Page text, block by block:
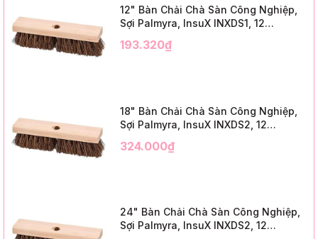
12" Bàn Chải Chà Sàn Công Nghiệp,
Sợi Palmyra, InsuX INXDS1, 12
Trim)
193.320₫
18" Bàn Chải Chà Sàn Công Nghiệp,
Sợi Palmyra, InsuX INXDS2, 12
Trim)
324.000₫
24" Bàn Chải Chà Sàn Công Nghiệp,
Sợi Palmyra, InsuX INXDS2, 12